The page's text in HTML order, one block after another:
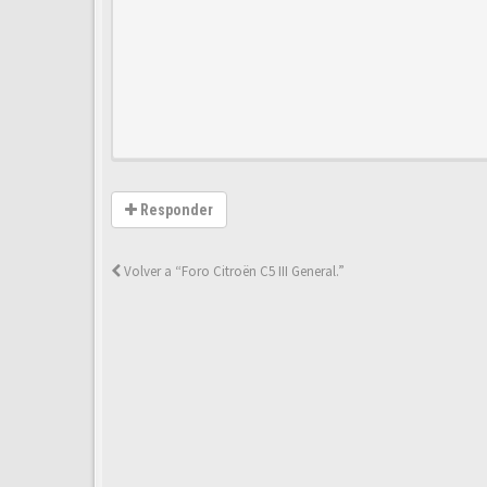
Responder
Volver a “Foro Citroën C5 III General.”